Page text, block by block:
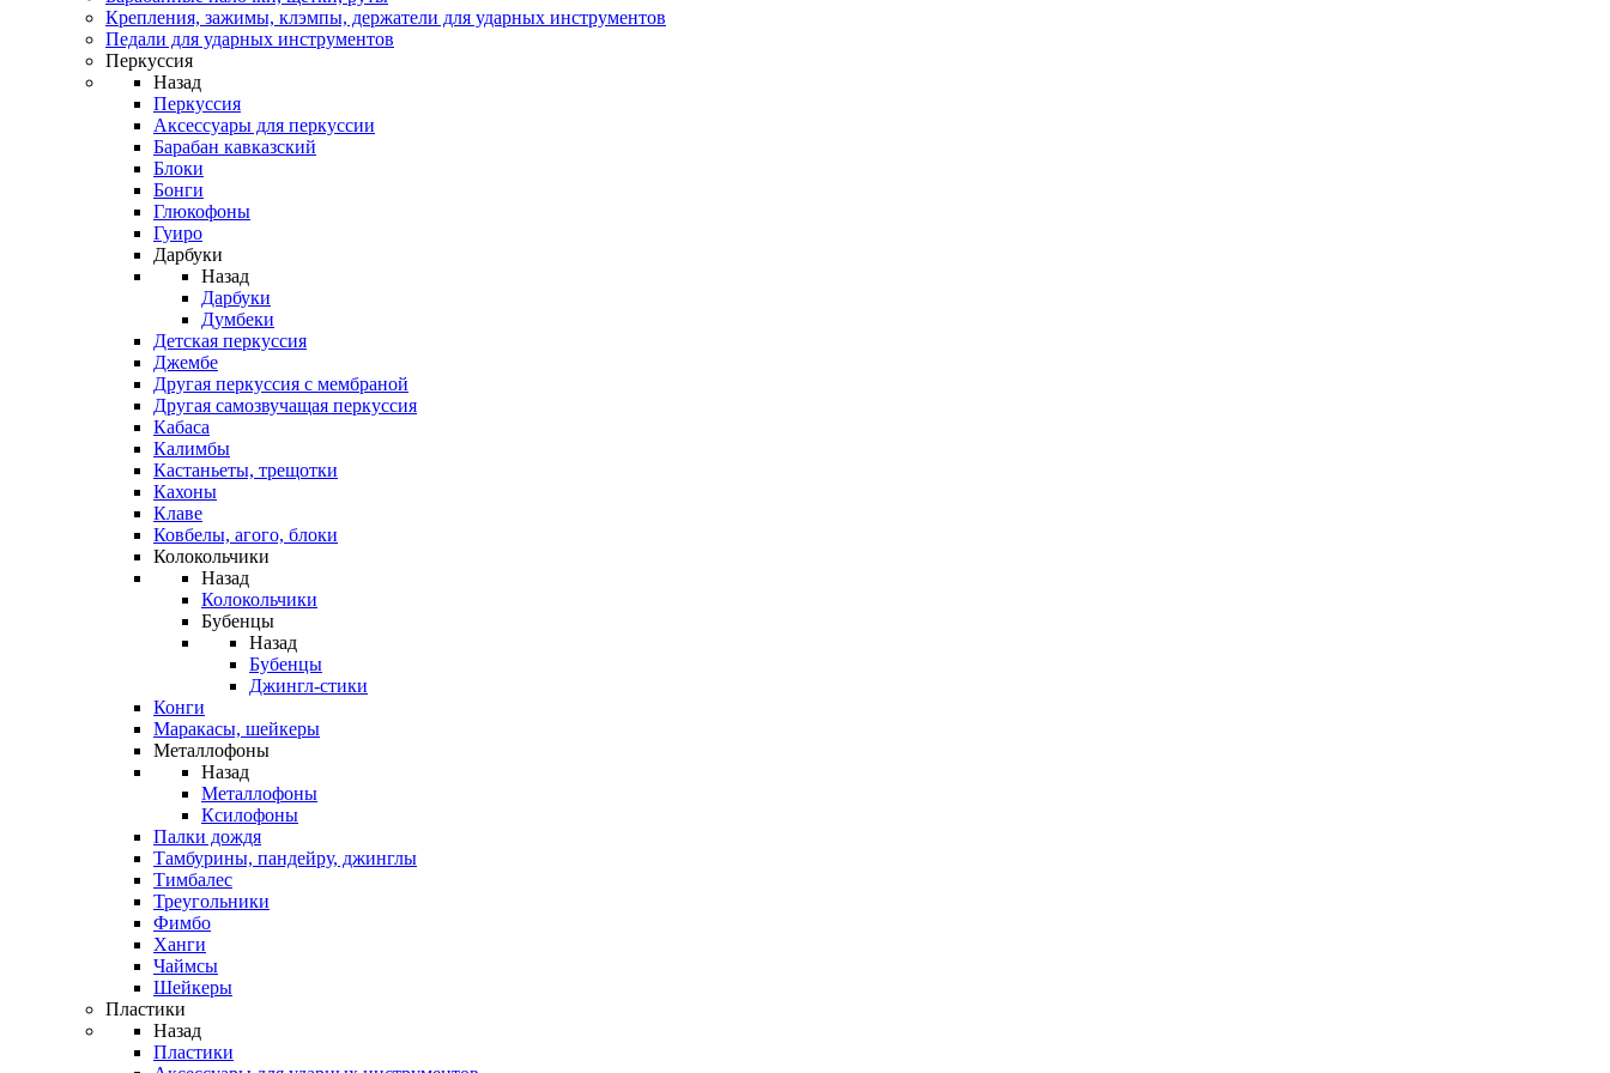
Крепления, зажимы, клэмпы, держатели для ударных инструментов
Педали для ударных инструментов
Перкуссия
Назад
Перкуссия
Аксессуары для перкуссии
Барабан кавказский
Блоки
Бонги
Глюкофоны
Гуиро
Дарбуки
Назад
Дарбуки
Думбеки
Детская перкуссия
Джембе
Другая перкуссия с мембраной
Другая самозвучащая перкуссия
Кабаса
Калимбы
Кастаньеты, трещотки
Кахоны
Клаве
Ковбелы, агого, блоки
Колокольчики
Назад
Колокольчики
Бубенцы
Назад
Бубенцы
Джингл-стики
Конги
Маракасы, шейкеры
Металлофоны
Назад
Металлофоны
Ксилофоны
Палки дождя
Тамбурины, пандейру, джинглы
Тимбалес
Треугольники
Фимбо
Ханги
Чаймсы
Шейкеры
Пластики
Назад
Пластики